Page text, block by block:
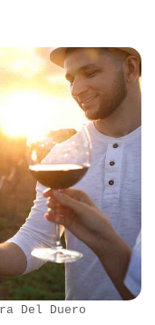
Del Duero